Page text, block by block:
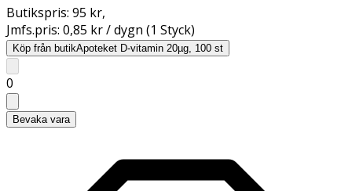
Butikspris: 95 kr,
Jmfs.pris: 0,85 kr / dygn (1 Styck)
Köp från butikApoteket D-vitamin 20µg, 100 st
0
Bevaka vara